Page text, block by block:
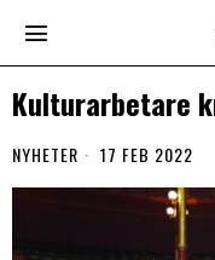
Kulturarbetare
NYHETER 17 FEB 2022